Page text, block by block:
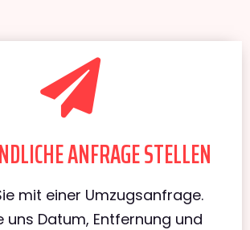
ANFRAGE STELLEN
mit einer Umzugsanfrage.
uns Datum, Entfernung und